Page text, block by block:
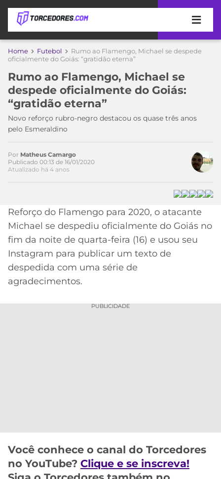
APOSTAS
DE
APOSTA
MELHORES
SITES
DE
APOSTAS
2026
BETBOOM
CÓDIGO
INDICAÇÃO
BET365
MELHORES
CASSINOS
ONLINE
2026
COPA
DO
MUNDO
TIMES
MEU
TIME
PALMEIRAS
CORINTHIANS
SÃO
PAULO
SANTOS
GRÊMIO
CAMPEONATOS
SÉRIE
A
LIBERTADORES
COPA
DO
CAMPEÕES
LALIGA
ESPORTIVA
MERCADO
BOLA
PALPITES
Home Futebol
Rumo ao Flamengo, Michael se despede
oficialmente do Goiás: “gratidão eterna”
Rumo ao Flamengo, Michael se
despede oficialmente do Goiás:
“gratidão eterna”
Novo reforço rubro-negro destacou os quase três anos
pelo Esmeraldino
Acesse o perfil do autor
no Twitter
Por Matheus Camargo
Publicado 00:13 de 16/01/2020
Atualizado há 4 anos
Reforço do Flamengo para 2020, o atacante
Michael se despediu oficialmente do Goiás no
fim da noite de quarta-feira (16) e usou seu
Instagram para publicar um texto de
despedida com uma série de
agradecimentos.
PUBLICIDADE
Você conhece o canal do Torcedores
no YouTube? Clique e se inscreva!